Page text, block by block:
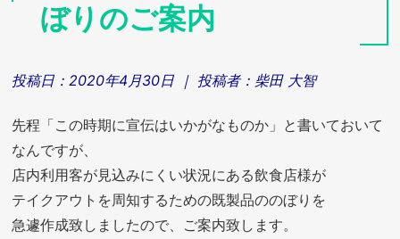
ぼりのご案内
投稿日： 2020年4月30日 ｜ 投稿者： 柴田 大智
先程「この時期に宣伝はいかがなものか」と書いておいて
なんですが、
店内利用客が見込みにくい状況にある飲食店様が
テイクアウトを周知するための既製品ののぼりを
急遽作成致しましたので、ご案内致します。